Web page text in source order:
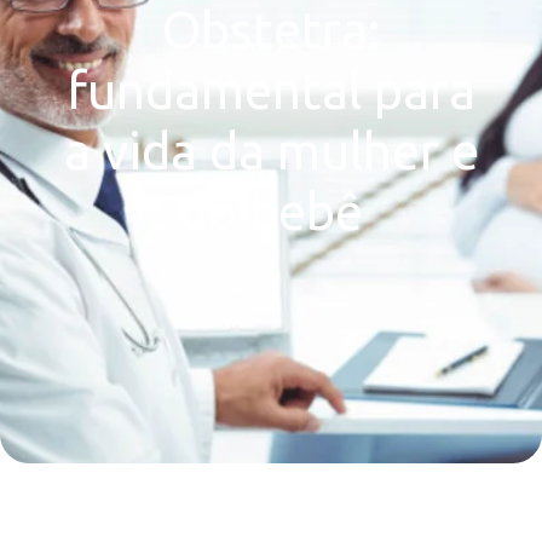
fundamental para
a vida da mulher e
do bebê